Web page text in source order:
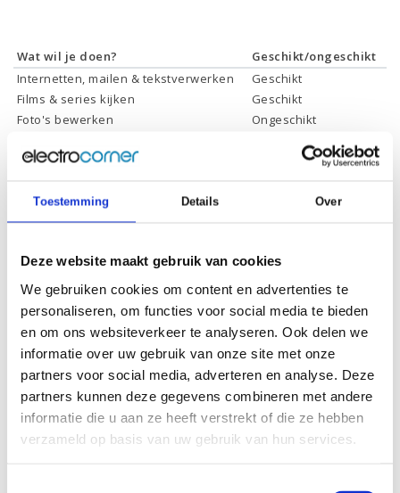
Toestemming Details Over
Deze website maakt gebruik van cookies
We gebruiken cookies om content en advertenties te
personaliseren, om functies voor social media te bieden
en om ons websiteverkeer te analyseren. Ook delen we
informatie over uw gebruik van onze site met onze
partners voor social media, adverteren en analyse. Deze
partners kunnen deze gegevens combineren met andere
informatie die u aan ze heeft verstrekt of die ze hebben
verzameld op basis van uw gebruik van hun services.
Wat wil je doen?
Geschikt/ongeschikt
Internetten, mailen & tekstverwerken
Geschikt
Films & series kijken
Geschikt
Foto's bewerken
Ongeschikt
Gamen
Ongeschikt
Specificaties
Schermdiagonaal:
15.6 inch (39,6 cm)
Scherm resolutie:
1920 x 1080 (Full HD)
-
Scherm reflectie:
Ontspiegeld
Scherm omklapbaar:
-